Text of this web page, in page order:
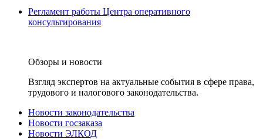
Регламент работы Центра оперативного
консультирования
Обзоры и новости
Взгляд экспертов на актуальные события в сфере права,
трудового и налогового законодательства.
Новости законодательства
Новости госзаказа
Новости ЭЛКОД